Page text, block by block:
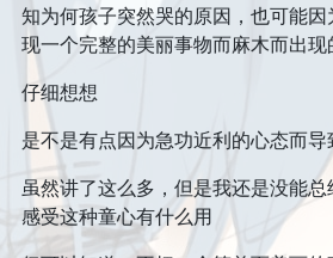
知为何孩子突然哭的原因，也可能
现一个完整的美丽事物而麻木而出现
仔细想想
是不是有点因为急功近利的心态而导
虽然讲了这么多，但是我还是没能
感受这种童心有什么用